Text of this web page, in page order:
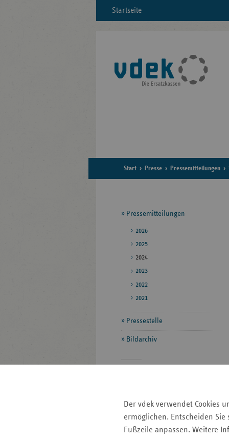
Der vdek verwendet Cookies
ermöglichen. Entscheiden
Fußzeile anpassen. Weitere
Startseite
Start Presse Pressemitteilungen
Seitennavigation
Pressemitteilungen
2026
2025
2024
2023
2022
2021
Pressestelle
Bildarchiv
weiteren
Informationen
Kontakt und Anfahrt
Pressemitteilungen